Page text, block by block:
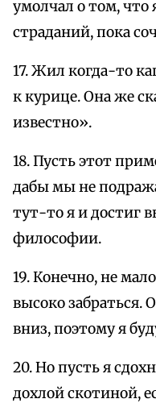
умолчал о том, что
страданий, пока
17. Жил когда-то
к курице. Она же
известно».
18. Пусть этот
дабы мы не
тут-то я и достиг
философии.
19. Конечно, не
высоко забраться.
вниз, поэтому я
20. Но пусть я
дохлой скотиной,